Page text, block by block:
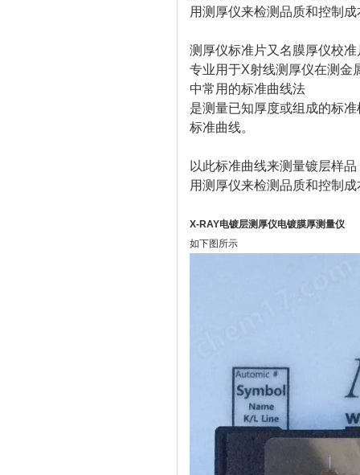
用测厚仪来检测品质和控制
测厚仪标准片又名膜厚仪校准
专业用于X射线测厚仪在测金
中常用的标准曲线法
是测量已知厚度或组成的标
标准曲线。
以此标准曲线来测量镀层样
用测厚仪来检测品质和控制
X-RAY电镀层测厚仪电镀膜厚测量仪
如下图所示